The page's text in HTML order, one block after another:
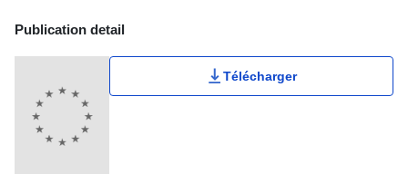
Publication Detail Actions Portlet
Publication detail
Télécharger